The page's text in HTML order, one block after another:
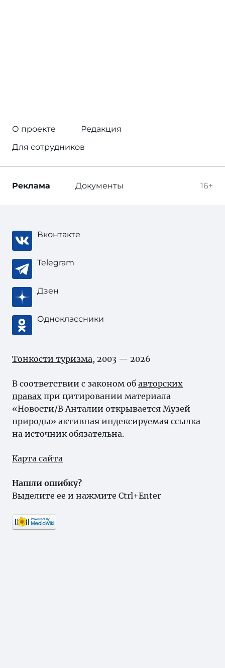
О проекте
Редакция
Для сотрудников
16+
Реклама Документы
Вконтакте
Telegram
Дзен
Одноклассники
Тонкости туризма, 2003 — 2026
В соответствии с законом об авторских
правах при цитировании материала
«Новости/В Анталии открывается Музей
природы» активная индексируемая ссылка
на источник обязательна.
Карта сайта
Нашли ошибку?
Выделите ее и нажмите Ctrl+Enter